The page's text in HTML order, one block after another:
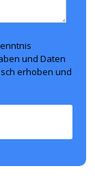
und Daten
erhoben und